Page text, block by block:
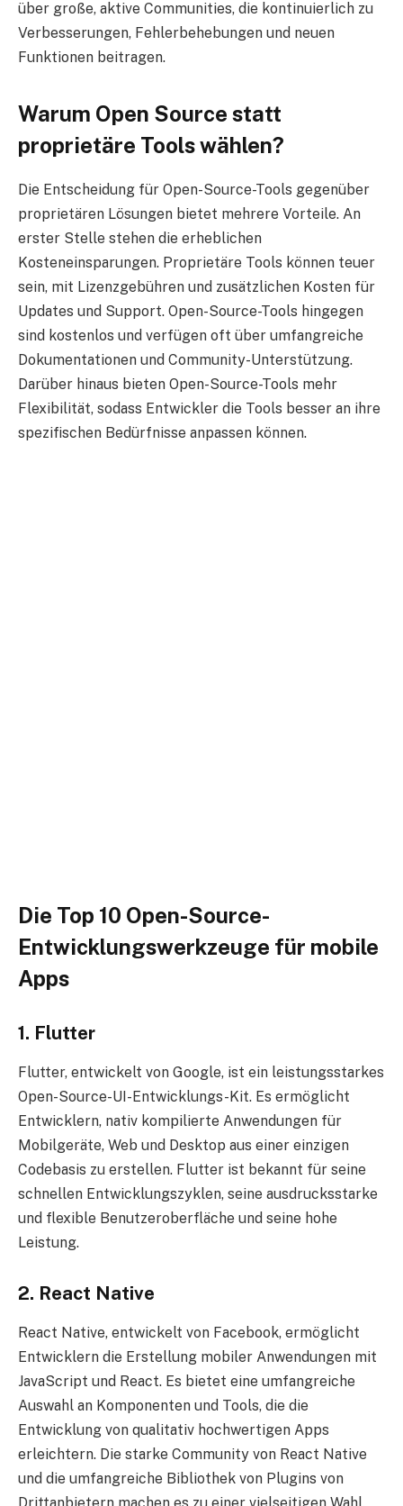
über große, aktive Communities, die kontinuierlich zu
Verbesserungen, Fehlerbehebungen und neuen
Funktionen beitragen.
Warum Open Source statt
proprietäre Tools wählen?
Die Entscheidung für Open-Source-Tools gegenüber
proprietären Lösungen bietet mehrere Vorteile. An
erster Stelle stehen die erheblichen
Kosteneinsparungen. Proprietäre Tools können teuer
sein, mit Lizenzgebühren und zusätzlichen Kosten für
Updates und Support. Open-Source-Tools hingegen
sind kostenlos und verfügen oft über umfangreiche
Dokumentationen und Community-Unterstützung.
Darüber hinaus bieten Open-Source-Tools mehr
Flexibilität, sodass Entwickler die Tools besser an ihre
spezifischen Bedürfnisse anpassen können.
Die Top 10 Open-Source-
Entwicklungswerkzeuge für mobile
Apps
1. Flutter
Flutter, entwickelt von Google, ist ein leistungsstarkes
Open-Source-UI-Entwicklungs-Kit. Es ermöglicht
Entwicklern, nativ kompilierte Anwendungen für
Mobilgeräte, Web und Desktop aus einer einzigen
Codebasis zu erstellen. Flutter ist bekannt für seine
schnellen Entwicklungszyklen, seine ausdrucksstarke
und flexible Benutzeroberfläche und seine hohe
Leistung.
2. React Native
React Native, entwickelt von Facebook, ermöglicht
Entwicklern die Erstellung mobiler Anwendungen mit
JavaScript und React. Es bietet eine umfangreiche
Auswahl an Komponenten und Tools, die die
Entwicklung von qualitativ hochwertigen Apps
erleichtern. Die starke Community von React Native
und die umfangreiche Bibliothek von Plugins von